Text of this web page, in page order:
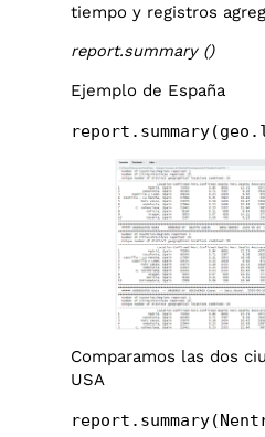
tiempo y registros
report.summary ()
Ejemplo de España
Comparamos las dos
USA